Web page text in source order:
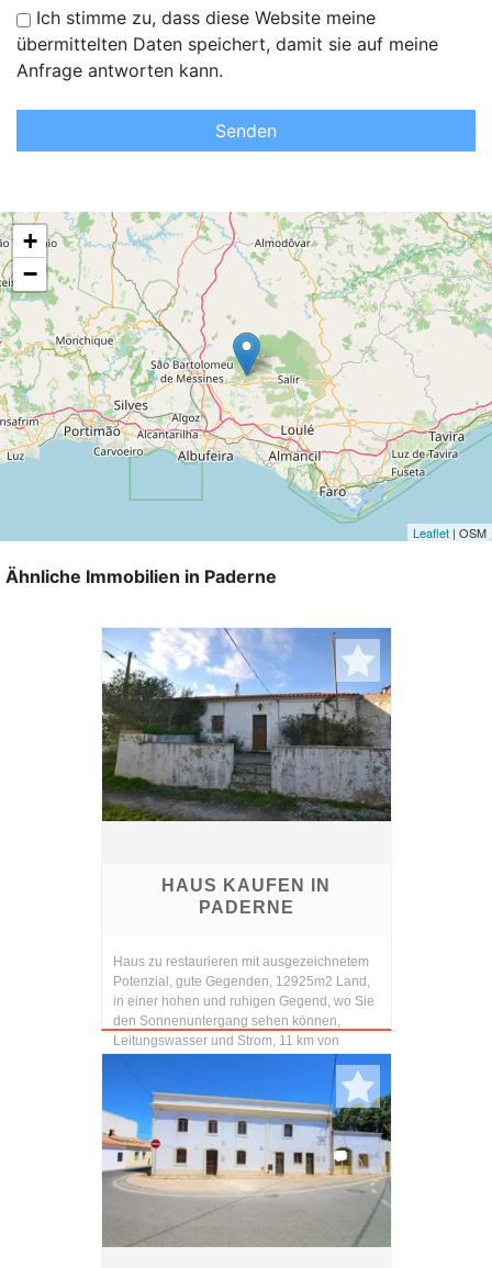
Ich stimme zu, dass diese Website meine
übermittelten Daten speichert, damit sie auf meine
Anfrage antworten kann.
Senden
+
−
Leaflet | OSM
Ähnliche Immobilien in Paderne
HAUS KAUFEN IN
PADERNE
Haus zu restaurieren mit ausgezeichnetem
Potenzial, gute Gegenden, 12925m2 Land,
in einer hohen und ruhigen Gegend, wo Sie
den Sonnenuntergang sehen können,
Leitungswasser und Strom, 11 km von